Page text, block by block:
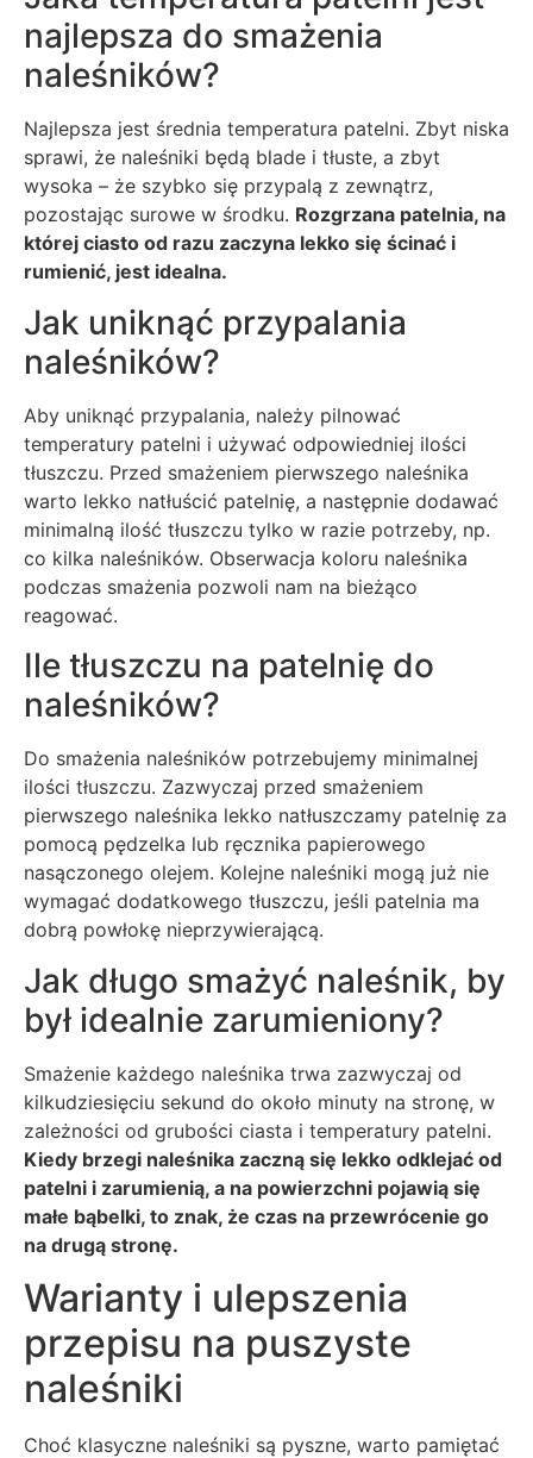
najlepsza do smażenia
naleśników?
Najlepsza jest średnia temperatura patelni. Zbyt niska
sprawi, że naleśniki będą blade i tłuste, a zbyt
wysoka – że szybko się przypalą z zewnątrz,
pozostając surowe w środku. Rozgrzana patelnia, na
której ciasto od razu zaczyna lekko się ścinać i
rumienić, jest idealna.
Jak uniknąć przypalania
naleśników?
Aby uniknąć przypalania, należy pilnować
temperatury patelni i używać odpowiedniej ilości
tłuszczu. Przed smażeniem pierwszego naleśnika
warto lekko natłuścić patelnię, a następnie dodawać
minimalną ilość tłuszczu tylko w razie potrzeby, np.
co kilka naleśników. Obserwacja koloru naleśnika
podczas smażenia pozwoli nam na bieżąco
reagować.
Ile tłuszczu na patelnię do
naleśników?
Do smażenia naleśników potrzebujemy minimalnej
ilości tłuszczu. Zazwyczaj przed smażeniem
pierwszego naleśnika lekko natłuszczamy patelnię za
pomocą pędzelka lub ręcznika papierowego
nasączonego olejem. Kolejne naleśniki mogą już nie
wymagać dodatkowego tłuszczu, jeśli patelnia ma
dobrą powłokę nieprzywierającą.
Jak długo smażyć naleśnik, by
był idealnie zarumieniony?
Smażenie każdego naleśnika trwa zazwyczaj od
kilkudziesięciu sekund do około minuty na stronę, w
zależności od grubości ciasta i temperatury patelni.
Kiedy brzegi naleśnika zaczną się lekko odklejać od
patelni i zarumienią, a na powierzchni pojawią się
małe bąbelki, to znak, że czas na przewrócenie go
na drugą stronę.
Warianty i ulepszenia
przepisu na puszyste
naleśniki
Choć klasyczne naleśniki są pyszne, warto pamiętać